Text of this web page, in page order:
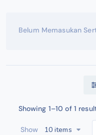
Belum Memasukan
Showing 1–10 of 1
Show 10 items